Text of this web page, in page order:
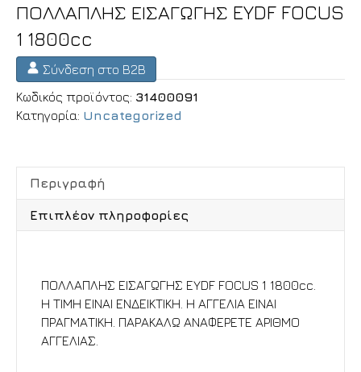
ΠΟΛΛΑΠΛΗΣ ΕΙΣΑΓΩΓΗΣ EYDF FOCUS
1 1800cc
Σύνδεση στο B2B
Κωδικός προϊόντος: 31400091
Κατηγορία: Uncategorized
Περιγραφή
Επιπλέον πληροφορίες
ΠΟΛΛΑΠΛΗΣ ΕΙΣΑΓΩΓΗΣ EYDF FOCUS 1 1800cc.
Η ΤΙΜΗ ΕΙΝΑΙ ΕΝΔΕΙΚΤΙΚΗ. Η ΑΓΓΕΛΙΑ ΕΙΝΑΙ
ΠΡΑΓΜΑΤΙΚΗ. ΠΑΡΑΚΑΛΩ ΑΝΑΦΕΡΕΤΕ ΑΡΙΘΜΟ
ΑΓΓΕΛΙΑΣ.